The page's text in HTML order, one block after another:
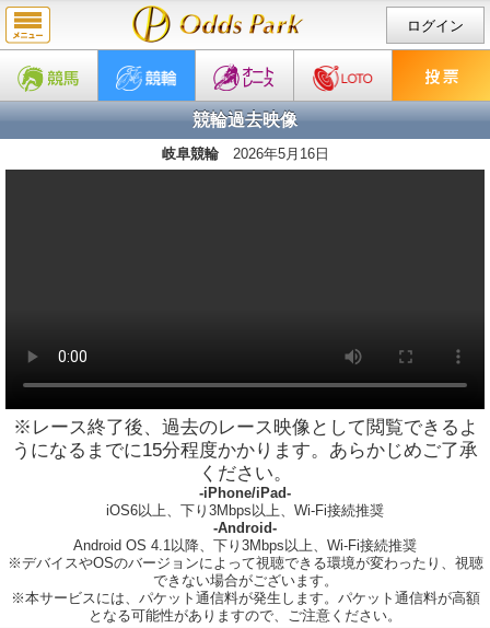
ログイン
競輪過去映像
岐阜競輪 2026年5月16日
※レース終了後、過去のレース映像として閲覧できるよ
うになるまでに15分程度かかります。あらかじめご了承
ください。
-iPhone/iPad-
iOS6以上、下り3Mbps以上、Wi-Fi接続推奨
-Android-
Android OS 4.1以降、下り3Mbps以上、Wi-Fi接続推奨
※デバイスやOSのバージョンによって視聴できる環境が変わったり、視聴
できない場合がございます。
※本サービスには、パケット通信料が発生します。パケット通信料が高額
となる可能性がありますので、ご注意ください。